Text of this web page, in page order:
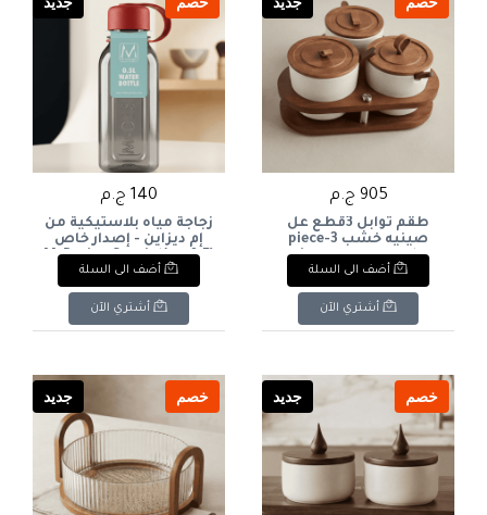
905 ج.م
طقم توابل 3قطع عل
صينيه خشب 3-piece
spice set on a wooden
tray
أضف الى السلة
أشتري الآن
140 ج.م
زجاجة مياه بلاستيكية من
إم ديزاين - إصدار خاص
(0.5 لتر)M-Design Special
Edition Plastic Water
Bottle (0.5L
أضف الى السلة
أشتري الآن
خصم جديد خصم جديد